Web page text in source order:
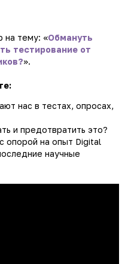
на тему: «Обмануть
тестирование от
».
нас в тестах, опросах,
и предотвратить это?
опорой на опыт Digital
научные